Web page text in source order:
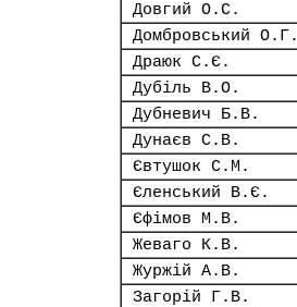
Довгий О.С.
Домбровський О.Г.
Драюк С.Є.
Дубіль В.О.
Дубневич Б.В.
Дунаєв С.В.
Євтушок С.М.
Єленський В.Є.
Єфімов М.В.
Жеваго К.В.
Журжій А.В.
Загорій Г.В.